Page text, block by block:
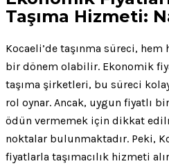
Taşıma Hizmeti:
Kocaeli’de taşınma süreci,
bir dönem olabilir. Ekonomik
taşıma şirketleri, bu süreci
rol oynar. Ancak, uygun fiyatlı
ödün vermemek için dikkat
noktalar bulunmaktadır. Peki,
fiyatlarla taşımacılık hizmeti